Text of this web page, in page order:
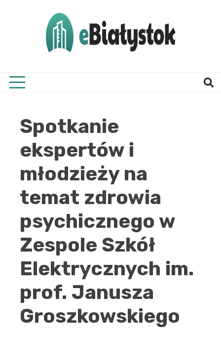
Spotkanie
ekspertów i
młodzieży na
temat zdrowia
psychicznego w
Zespole Szkół
Elektrycznych im.
prof. Janusza
Groszkowskiego